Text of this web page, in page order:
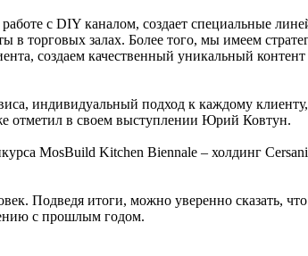
с DIY каналом, создает специальные
торговых залах. Более того, мы имеем
создаем качественный уникальный
индивидуальный подход к каждому
отметил в своем выступлении Юрий Ковтун.
MosBuild Kitchen Biennale – холдинг
Подведя итоги, можно уверенно сказать,
с прошлым годом.